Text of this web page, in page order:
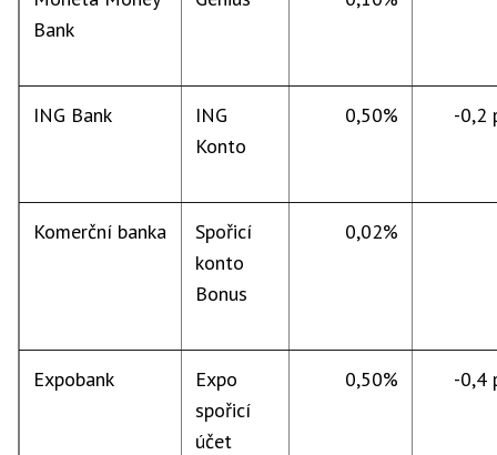
Bank
ING Bank
ING
Konto
0,50% -0,2
Komerční banka
Spořicí
konto
Bonus
0,02%
Expobank
Expo
spořicí
účet
0,50% -0,4